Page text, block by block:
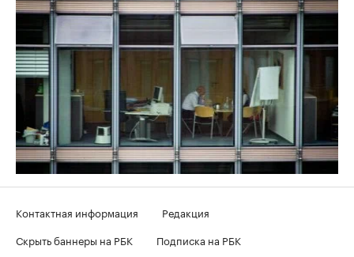
Контактная информация
Редакция
Скрыть баннеры на РБК
Подписка на РБК